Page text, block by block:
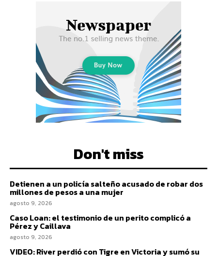
Don't miss
Detienen a un policía salteño acusado de robar dos
millones de pesos a una mujer
agosto 9, 2026
Caso Loan: el testimonio de un perito complicó a
Pérez y Caillava
agosto 9, 2026
VIDEO: River perdió con Tigre en Victoria y sumó su